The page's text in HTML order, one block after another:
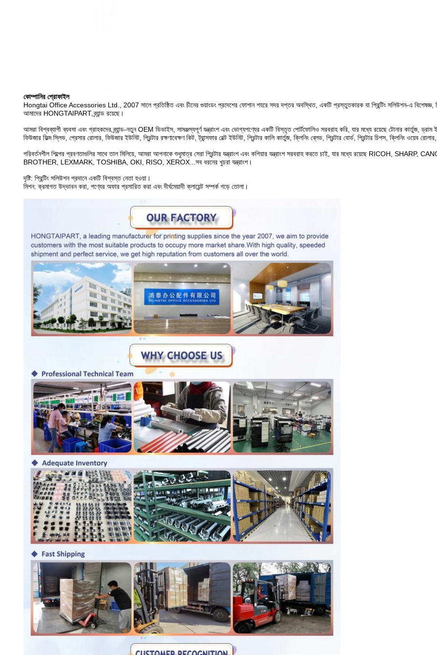
কোম্পানির প্রোফাইল
Hongtai Office Accessories Ltd., 2007 সালে প্রতিষ্ঠিত এবং চীনের গুয়াংডং প্রদেশের ফোশান শহরে সদর দপ্তর অবস্থিত, একটি প্রস্তুতকারক যা প্রিন্টিং সলিউশন-এ বিশেষজ্ঞ,
আমাদের HONGTAIPART ব্র্যান্ড রয়েছে।
আমরা বিশ্বব্যাপী ব্যবসা এবং গ্রাহকদের ব্র্যান্ড-নতুন OEM ডিভাইস, সামঞ্জস্যপূর্ণ যন্ত্রাংশ এবং ভোগ্যপণ্যের একটি বিস্তৃত পোর্টফোলিও সরবরাহ করি, যার মধ্যে রয়েছে টোনার কার্তুজ,
ফিউজার ফিল্ম স্লিভ, প্রেসার রোলার, ফিউজার ইউনিট, প্রিন্টার রক্ষণাবেক্ষণ কিট, ট্রান্সফার বেল্ট ইউনিট, প্রিন্টার কালি কার্তুজ, ক্লিনিং ব্লেড, প্রিন্টার বোর্ড, প্রিন্টার চিপস, ক্লিনিং ওয়েব
পরিবর্তনশীল শিল্পের প্রবণতাগুলির সাথে তাল মিলিয়ে, আমরা আপনাকে শুধুমাত্র সেরা প্রিন্টার যন্ত্রাংশ এবং কপিয়ার যন্ত্রাংশ সরবরাহ করতে চাই, যার মধ্যে রয়েছে RICOH,
BROTHER, LEXMARK, TOSHIBA, OKI, RISO, XEROX...সব ধরনের খুচরা যন্ত্রাংশ।
দৃষ্টি: প্রিন্টিং সলিউশন প্রদানে একটি বিশ্বস্ত নেতা হওয়া।
মিশন: ক্রমাগত উদ্ভাবন করা, পণ্যের অফার প্রসারিত করা এবং দীর্ঘমেয়াদী ক্লায়েন্ট সম্পর্ক গড়ে তোলা।